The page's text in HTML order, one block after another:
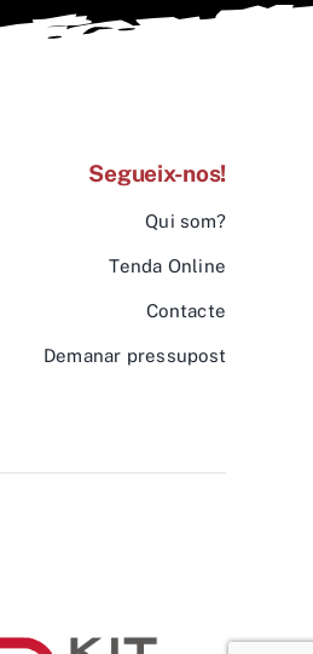
Segueix-nos!
Qui som?
Tenda Online
Contacte
Demanar pressupost